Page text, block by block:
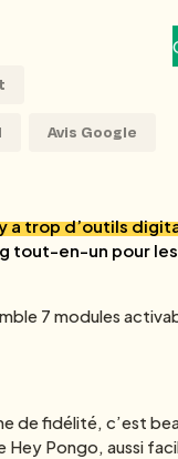
Avis Google
a trop d’outils
tout-en-un pour
7 modules
de fidélité, c’est
Pongo, aussi